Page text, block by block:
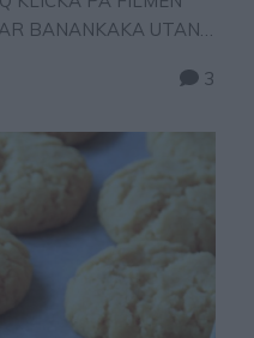
BANANKAKA UTAN
supergod och
här!) Tips! Följ Lindas
på Instagram –
3